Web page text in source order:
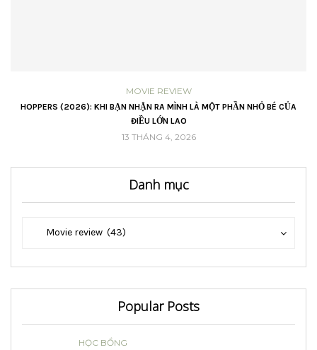
MOVIE REVIEW
HOPPERS (2026): KHI BẠN NHẬN RA MÌNH LÀ MỘT PHẦN NHỎ BÉ CỦA
ĐIỀU LỚN LAO
13 THÁNG 4, 2026
Danh mục
Movie review (43)
Popular Posts
HỌC BỔNG